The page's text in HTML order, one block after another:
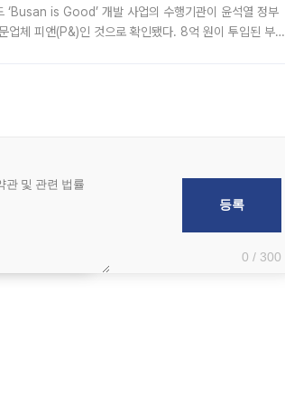
‘Busan is Good’ 개발 사업의 수행기관이 윤석열 정부
업체 피앤(P&)인 것으로 확인됐다. 8억 원이 투입된 부산
0 / 300